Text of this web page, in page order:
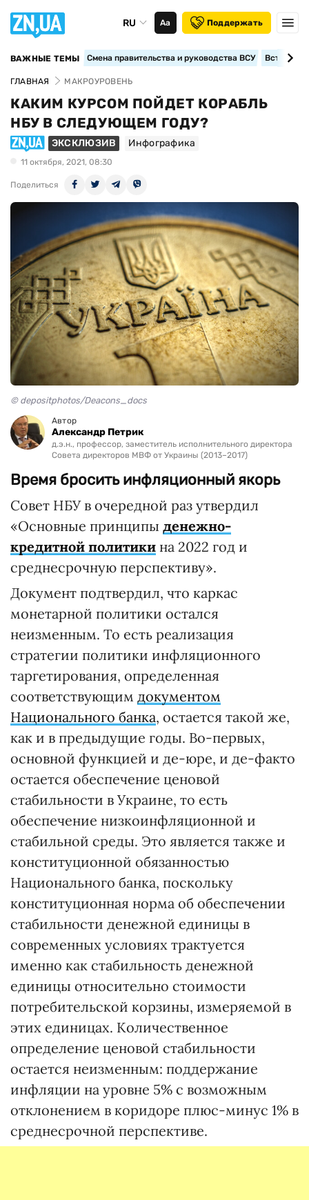
RU Аа Поддержать
ВАЖНЫЕ ТЕМЫ Смена правительства и руководства ВСУ
ГЛАВНАЯ МАКРОУРОВЕНЬ
КАКИМ КУРСОМ ПОЙДЕТ КОРАБЛЬ
НБУ В СЛЕДУЮЩЕМ ГОДУ?
ЭКСКЛЮЗИВ Инфографика
11 октября, 2021, 08:30
Поделиться
© depositphotos/Deacons_docs
Автор
Александр Петрик
д.э.н., профессор, заместитель исполнительного директора
Совета директоров МВФ от Украины (2013–2017)
Время бросить инфляционный якорь
Совет НБУ в очередной раз утвердил
«Основные принципы денежно-
кредитной политики на 2022 год и
среднесрочную перспективу».
Документ подтвердил, что каркас
монетарной политики остался
неизменным. То есть реализация
стратегии политики инфляционного
таргетирования, определенная
соответствующим документом
Национального банка, остается такой же,
как и в предыдущие годы. Во-первых,
основной функцией и де-юре, и де-факто
остается обеспечение ценовой
стабильности в Украине, то есть
обеспечение низкоинфляционной и
стабильной среды. Это является также и
конституционной обязанностью
Национального банка, поскольку
конституционная норма об обеспечении
стабильности денежной единицы в
современных условиях трактуется
именно как стабильность денежной
единицы относительно стоимости
потребительской корзины, измеряемой в
этих единицах. Количественное
определение ценовой стабильности
остается неизменным: поддержание
инфляции на уровне 5% с возможным
отклонением в коридоре плюс-минус 1% в
среднесрочной перспективе.